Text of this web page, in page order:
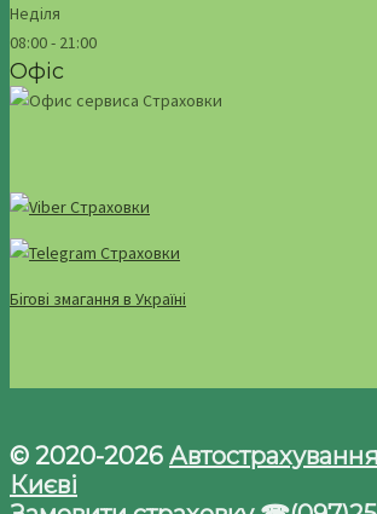
Неділя
08:00 - 21:00
Офіс
Бігові змагання в Україні
© 2020-2026
Києві